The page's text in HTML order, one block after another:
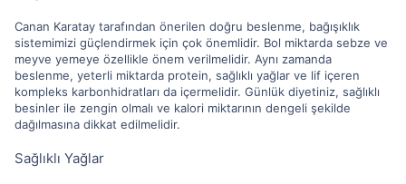
Canan Karatay tarafından önerilen doğru beslenme, bağışıklık
sistemimizi güçlendirmek için çok önemlidir. Bol miktarda sebze ve
meyve yemeye özellikle önem verilmelidir. Aynı zamanda
beslenme, yeterli miktarda protein, sağlıklı yağlar ve lif içeren
kompleks karbonhidratları da içermelidir. Günlük diyetiniz, sağlıklı
besinler ile zengin olmalı ve kalori miktarının dengeli şekilde
dağılmasına dikkat edilmelidir.
Sağlıklı Yağlar